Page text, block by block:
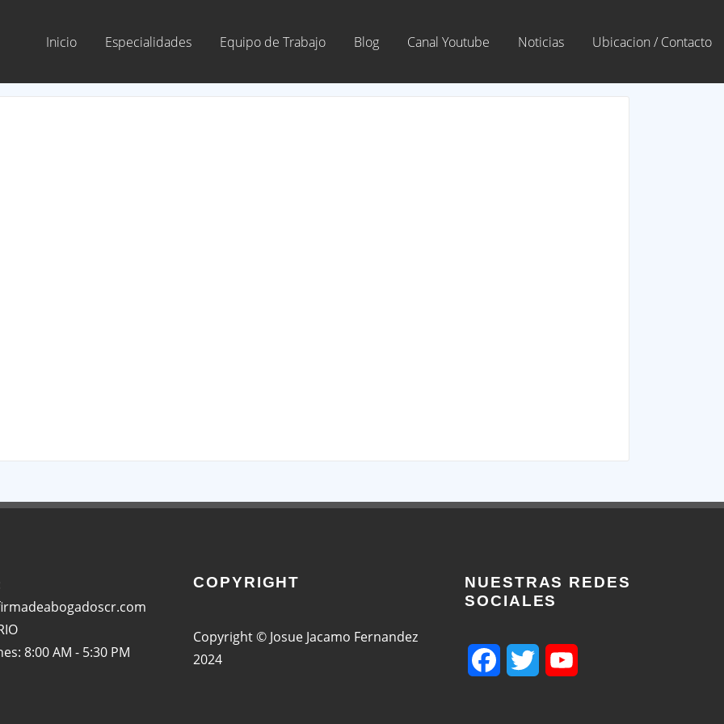
Inicio Especialidades Equipo de Trabajo Blog Canal Youtube Noticias Ubicacion / Contacto
8:00 AM - 5:30 PM
COPYRIGHT
Copyright © Josue Jacamo Fernandez
2024
NUESTRAS REDES
SOCIALES
FacebookTwitter